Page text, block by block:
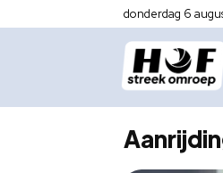
donderdag 6